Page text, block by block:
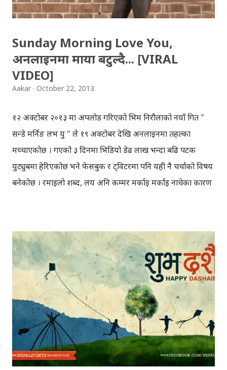
Sunday Morning Love You,
अनलाइनमा माया बटुल्दै... [VIRAL
VIDEO]
Aakar October 22, 2013
१२ अक्टोबर २०१३ मा अपलोड गरिएको भिम निरौलाको नयाँ गित "
सन्डे मर्निङ लभ यु " ले १९ अक्टोबर देखि अनलाइनमा तहल्का
मच्चाएकोछ । गएको ३ दिनमा भिडियो डेढ लाख भन्दा बढि पटक
युट्युबमा हेरिएकोछ भने फेसबुक र ट्विटरमा पनि यही नै चर्चाको विषय
बनेकोछ । रमाइलो शब्द, लय अनि कम्मर मर्काइ मर्काइ नाचेका कारण
ट्विट गरिएकोछ।यो गितले कोलाभरी डी तथा ग्याङनाम स्टाइल झैँ
अनलाइनमा तहल्का मच्चाउने आकंलन गरिएकोछ । भिडियोको चर्चा
१-२ दिन यही गतिमा हुने हो भने संसार भरि यही सन्डे मर्निङको बारेमा
चर्चा हुने कुरालाई नकार्न सकिन्न । लगभग ६ सयवटा भिडियो अपलोड
गरेका भिम निरौलाको सबैभन्दा चर्चित गित नै यही बन्न पुगेकोछ ।
भिडियोमा लगातार कमेन्टको वर्षा भइरहेकोछ, अधिकांशले भिडियोबाट
भरपुर मनोरन्जन लिएको उल्लेख गरेकाछन् । भिडियो भाइरल भएसँगै,
"Sunday Morning Love You" भन्ने पेजहरु फेसबुकमा धमाधम
बन्न थालेकाछन् यसका साथै "Bhim was born in Nepal" भन्ने